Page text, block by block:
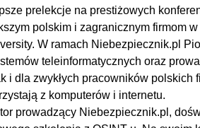
prelekcje na prestiżowych
polskim i zagranicznym firmom
W ramach Niebezpiecznik.pl
teleinformatycznych oraz
i dla zwykłych pracowników polskich
z komputerów i internetu.
prowadzący Niebezpiecznik.pl,